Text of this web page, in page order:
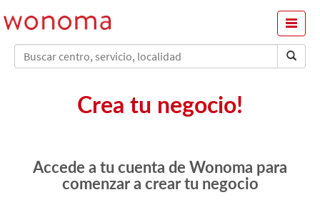
Menu
Crea tu negocio!
Accede a tu cuenta de Wonoma para
comenzar a crear tu negocio